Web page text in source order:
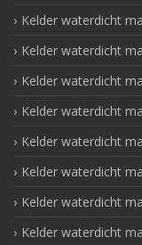
Kelder waterdicht
Kelder waterdicht
Kelder waterdicht
Kelder waterdicht
Kelder waterdicht
Kelder waterdicht
Kelder waterdicht
Kelder waterdicht